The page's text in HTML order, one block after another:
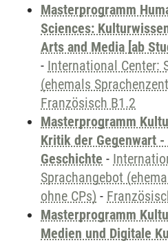
Masterprogramm
Sciences:
Arts and Media [ab
- International Center:
(ehemals
Französisch B1.2
Masterprogramm
Kritik der Gegenwart
Geschichte -
Sprachangebot
ohne CPs) -
Masterprogramm
Medien und Digitale